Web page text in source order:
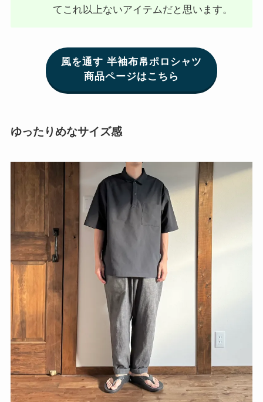
てこれ以上ないアイテムだと思います。
風を通す 半袖布帛ポロシャツ
商品ページはこちら
ゆったりめなサイズ感